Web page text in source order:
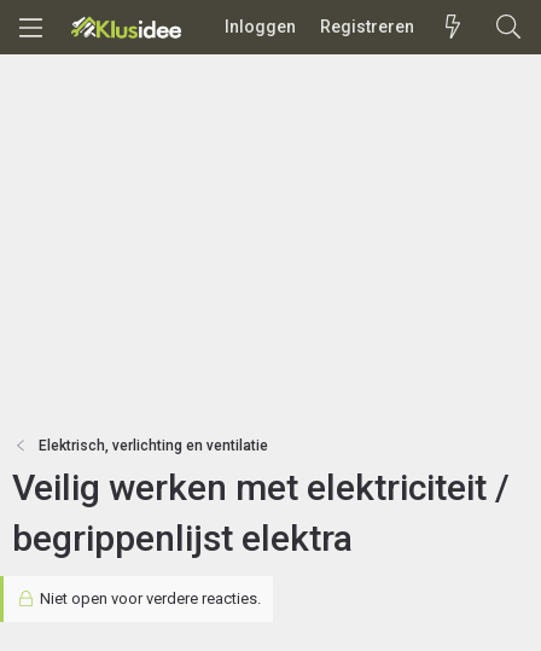
Inloggen Registreren
Elektrisch, verlichting en ventilatie
Veilig werken met elektriciteit /
begrippenlijst elektra
Niet open voor verdere reacties.